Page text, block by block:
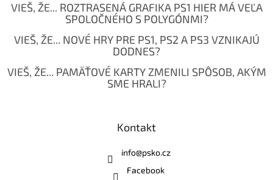
VIEŠ, ŽE... ROZTRASENÁ GRAFIKA PS1 HIER MÁ VEĽA
SPOLOČNÉHO S POLYGÓNMI?
VIEŠ, ŽE... NOVÉ HRY PRE PS1, PS2 A PS3 VZNIKAJÚ
DODNES?
VIEŠ, ŽE... PAMÄŤOVÉ KARTY ZMENILI SPÔSOB, AKÝM
SME HRALI?
Kontakt
info@psko.cz
Facebook